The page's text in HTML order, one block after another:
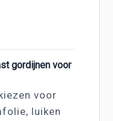
gordijnen voor
voor
luiken